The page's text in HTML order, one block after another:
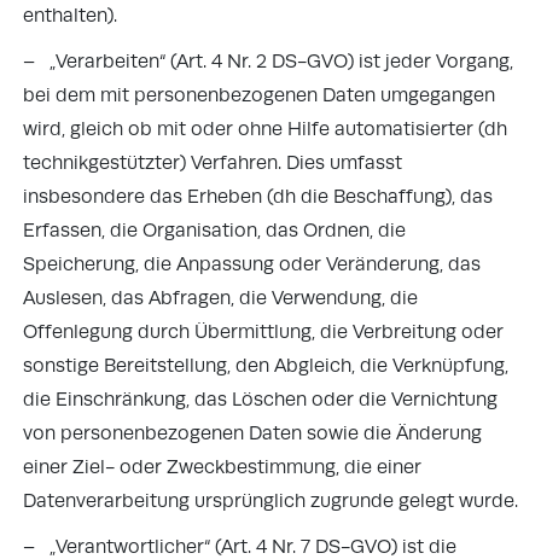
enthalten).
– „Verarbeiten“ (Art. 4 Nr. 2 DS-GVO) ist jeder Vorgang,
bei dem mit personenbezogenen Daten umgegangen
wird, gleich ob mit oder ohne Hilfe automatisierter (dh
technikgestützter) Verfahren. Dies umfasst
insbesondere das Erheben (dh die Beschaffung), das
Erfassen, die Organisation, das Ordnen, die
Speicherung, die Anpassung oder Veränderung, das
Auslesen, das Abfragen, die Verwendung, die
Offenlegung durch Übermittlung, die Verbreitung oder
sonstige Bereitstellung, den Abgleich, die Verknüpfung,
die Einschränkung, das Löschen oder die Vernichtung
von personenbezogenen Daten sowie die Änderung
einer Ziel- oder Zweckbestimmung, die einer
Datenverarbeitung ursprünglich zugrunde gelegt wurde.
– „Verantwortlicher“ (Art. 4 Nr. 7 DS-GVO) ist die